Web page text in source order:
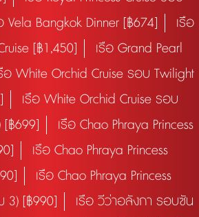
Vela Bangkok Dinner [฿674]
เรือ
[฿1,450]
เรือ Grand Pearl
อ White Orchid Cruise รอบ Twilight
เรือ White Orchid Cruise รอบ
[฿699]
เรือ Chao Phraya Princess
เรือ Chao Phraya Princess
เรือ Chao Phraya Princess
3) [฿990]
เรือ วีว่าอลังกา รอบซัน